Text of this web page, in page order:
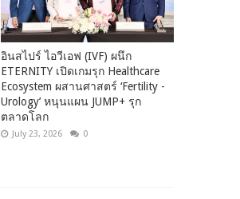
อินสไปร์ ไอวีเอฟ (IVF) ผนึก
ETERNITY เปิดเกมรุก Healthcare
Ecosystem ผสานศาสตร์ ‘Fertility -
Urology’ หนุนแผน JUMP+ รุก
ตลาดโลก
July 23, 2026 0